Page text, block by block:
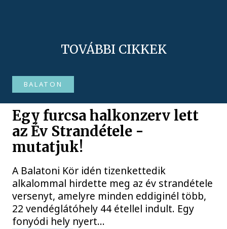
TOVÁBBI CIKKEK
BALATON
Egy furcsa halkonzerv lett
az Év Strandétele -
mutatjuk!
A Balatoni Kör idén tizenkettedik
alkalommal hirdette meg az év strandétele
versenyt, amelyre minden eddiginél több,
22 vendéglátóhely 44 étellel indult. Egy
fonyódi hely nyert...